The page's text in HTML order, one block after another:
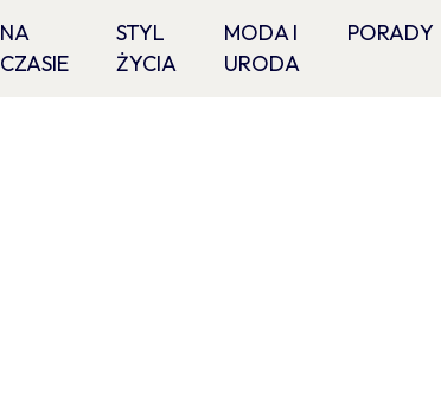
NA
CZASIE
STYL
ŻYCIA
MODA I
URODA
PORADY